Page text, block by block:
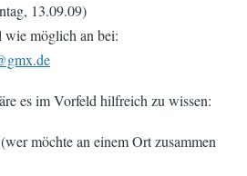
13.09.09)
wie möglich an bei:
es im Vorfeld hilfreich zu wissen:
möchte an einem Ort zusammen